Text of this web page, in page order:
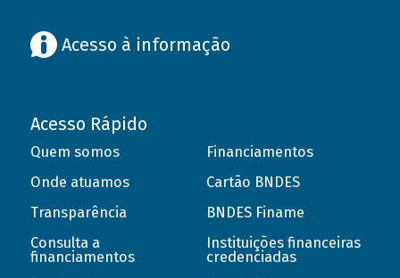
Acesso à informação
Acesso Rápido
Quem somos
Onde atuamos
Transparência
Consulta a
financiamentos
Financiamentos
Cartão BNDES
BNDES Finame
Instituições financeiras
credenciadas